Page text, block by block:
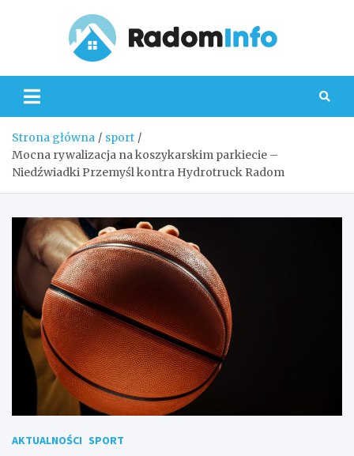
Strona główna
sport
Mocna rywalizacja na koszykarskim parkiecie –
Niedźwiadki Przemyśl kontra Hydrotruck Radom
AKTUALNOŚCI SPORT